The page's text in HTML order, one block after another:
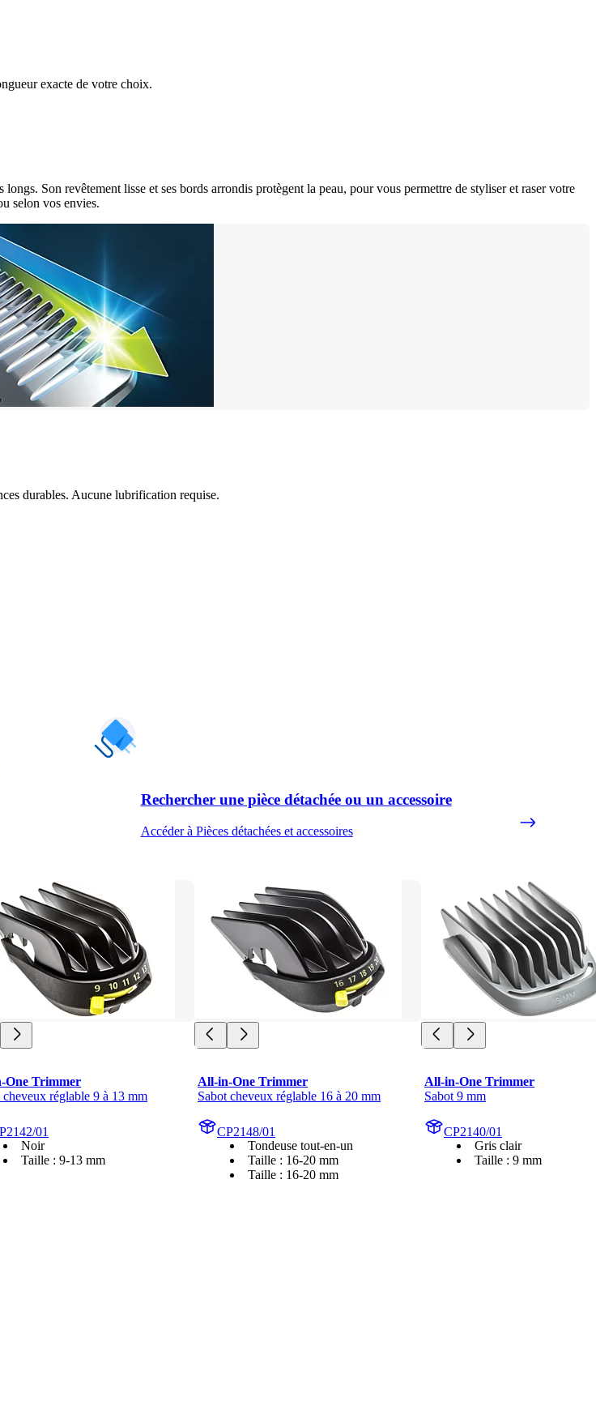
exacte de votre choix.
Son revêtement lisse et ses bords arrondis protègent la peau, pour vous permettre de styliser et raser votre
selon vos envies.
durables. Aucune lubrification requise.
Rechercher une pièce détachée ou un accessoire
Accéder à Pièces détachées et accessoires
One Trimmer
cheveux réglable 9 à 13 mm
01
Noir
Taille : 9-13 mm
All-in-One Trimmer
Sabot cheveux réglable 16 à 20 mm
CP2148/01
Tondeuse tout-en-un
Taille : 16-20 mm
Taille : 16-20 mm
All-in-One Trimmer
Sabot 9 mm
CP2140/01
Gris clair
Taille : 9 mm
appuyée par une technologie anti-fraude et l'analyse humaine. Vous trouverez des informations plus